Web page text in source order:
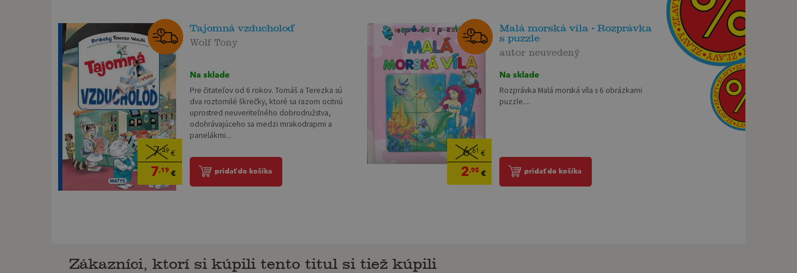
7,49 €
7,19 €
Tajomná vzducholoď
Wolf Tony
Na sklade
Pre čitateľov od 6 rokov. Tomáš a Terezka sú
dva roztomilé škrečky, ktoré sa razom ocitnú
uprostred neuveriteľného dobrodružstva,
odohrávajúceho sa medzi mrakodrapmi a
panelákmi...
pridať do košíka
6,61 €
2,95€
Malá morská víla - Rozprávka
s puzzle
autor neuvedený
Na sklade
Rozprávka Malá morská víla s 6 obrázkami
puzzle....
pridať do košíka
Zákazníci, ktorí si kúpili tento titul si tiež kúpili